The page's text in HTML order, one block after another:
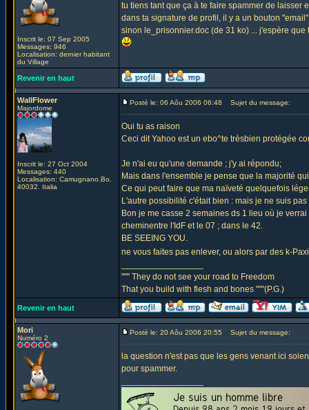
Inscrit le: 07 Sep 2005
Messages: 946
Localisation: dernier habitant
du Village
tu tiens tant que ça à te faire spammer de laisser
dans ta signature de profil, il y a un bouton
sinon le_prisonnier.doc (de 31 ko) ... j'espère
Revenir en haut
WallFlower
Majordome
Inscrit le: 27 Oct 2004
Messages: 440
Localisation: Camugnano.Bo.
40032. Italia
Posté le: 06 Aôu 2006 06:48 Sujet du message:
Oui tu as raison
Ceci dit Yahoo est un ebo^te trèsbien protégée
Je n'ai eu qu'une demande ; j'y ai répondu;
Mais dans l'ensemble je pense que la majorité
Ce qui peut faire que ma naïveté quelquefois
L'autre possibilité c'était bien : mais je ne suis pas
Bon je me casse 2 semaines ds 1 lieu où je
cheminentre l'IdF et le 07 ; dans le 42.
BE SEEING YOU.
ne vous faites pas enlever, ou alors par des k-
""" They do not see your road to Freedom
That you build with flesh and bones """(P.G.)
Revenir en haut
Mori
Numéro 2
Posté le: 20 Aôu 2006 20:55 Sujet du message:
la question n'est pas que les gens venant ici
pour spammer.